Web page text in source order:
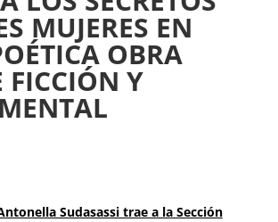
MUJERES EN
OBRA
FICCIÓN Y
Sudasassi trae a la Sección